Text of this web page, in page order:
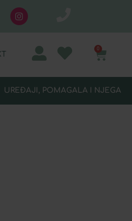
0
UREĐAJI, POMAGALA I NJEGA